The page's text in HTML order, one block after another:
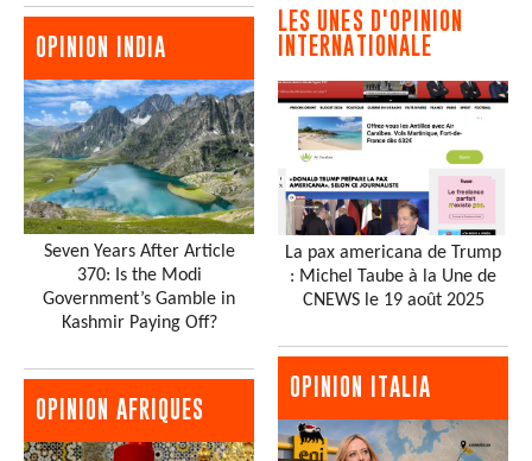
OPINION INDIA
Seven Years After Article
370: Is the Modi
Government’s Gamble in
Kashmir Paying Off?
OPINION AFRIQUES
LES UNES D'OPINION
INTERNATIONALE
La pax americana de Trump
: Michel Taube à la Une de
CNEWS le 19 août 2025
OPINION ITALIA